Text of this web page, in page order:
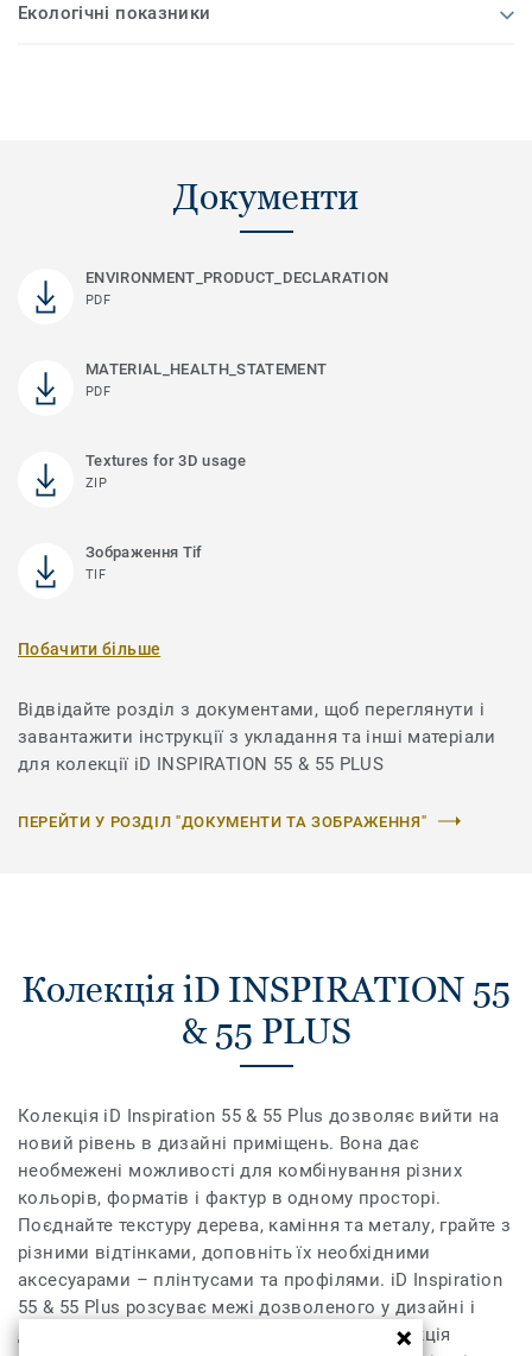
Екологічні показники
Документи
ENVIRONMENT_PRODUCT_DECLARATION
PDF
MATERIAL_HEALTH_STATEMENT
PDF
Textures for 3D usage
ZIP
Зображення Tif
TIF
Побачити більше
Відвідайте розділ з документами, щоб переглянути і
завантажити інструкції з укладання та інші матеріали
для колекції iD INSPIRATION 55 & 55 PLUS
ПЕРЕЙТИ У РОЗДІЛ "ДОКУМЕНТИ ТА ЗОБРАЖЕННЯ"
Колекція iD INSPIRATION 55
& 55 PLUS
Колекція iD Inspiration 55 & 55 Plus дозволяє вийти на
новий рівень в дизайні приміщень. Вона дає
необмежені можливості для комбінування різних
кольорів, форматів і фактур в одному просторі.
Поєднайте текстуру дерева, каміння та металу, грайте з
різними відтінками, доповніть їх необхідними
аксесуарами – плінтусами та профілями. iD Inspiration
55 & 55 Plus розсуває межі дозволеного у дизайні і
дозволяє створити інтер’єр вашої мрії. Колекція